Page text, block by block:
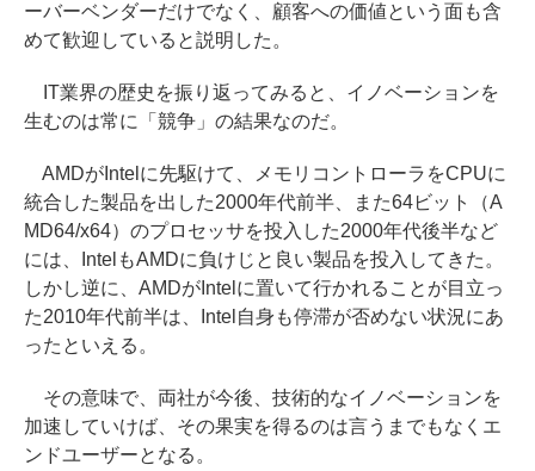
ーバーベンダーだけでなく、顧客への価値という面も含
めて歓迎していると説明した。
IT業界の歴史を振り返ってみると、イノベーションを
生むのは常に「競争」の結果なのだ。
AMDがIntelに先駆けて、メモリコントローラをCPUに
統合した製品を出した2000年代前半、また64ビット（A
MD64/x64）のプロセッサを投入した2000年代後半など
には、IntelもAMDに負けじと良い製品を投入してきた。
しかし逆に、AMDがIntelに置いて行かれることが目立っ
た2010年代前半は、Intel自身も停滞が否めない状況にあ
ったといえる。
その意味で、両社が今後、技術的なイノベーションを
加速していけば、その果実を得るのは言うまでもなくエ
ンドユーザーとなる。